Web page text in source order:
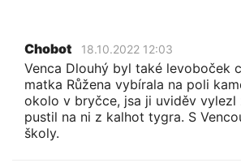
Chobot 18.10.2022 12:03
Venca Dlouhý byl také levoboček
matka Růžena vybírala na poli
okolo v bryčce, jsa ji uviděv vylezl
pustil na ni z kalhot tygra. S
školy.